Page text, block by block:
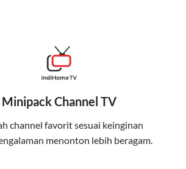
internet (Telkomsel) dalam satu paket.
Minipack Channel TV
channel favorit sesuai keinginan
menonton lebih beragam.